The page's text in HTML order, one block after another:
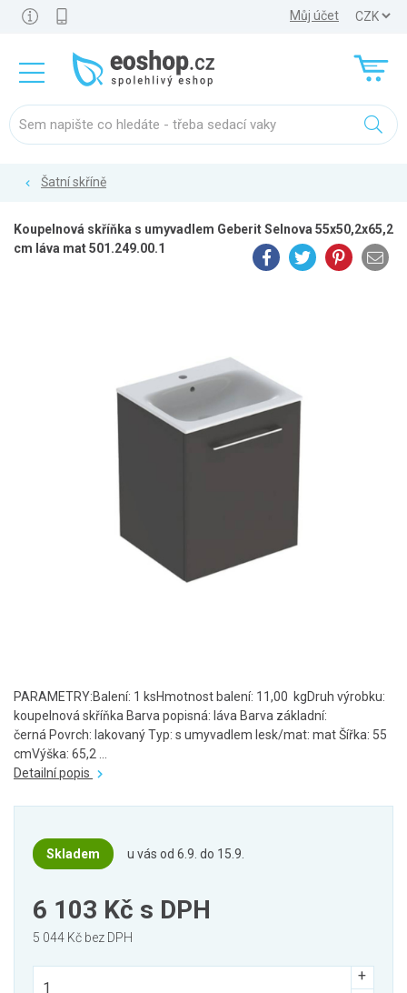
Můj účet
Šatní skříně
Koupelnová skříňka s umyvadlem Geberit Selnova 55x50,2x65,2
cm láva mat 501.249.00.1
PARAMETRY:Balení: 1 ksHmotnost balení: 11,00 kgDruh výrobku:
koupelnová skříňka Barva popisná: láva Barva základní:
černá Povrch: lakovaný Typ: s umyvadlem lesk/mat: mat Šířka: 55
cmVýška: 65,2 ...
Detailní popis
Skladem u vás od 6.9. do 15.9.
6 103 Kč s DPH
5 044 Kč bez DPH